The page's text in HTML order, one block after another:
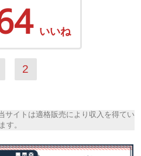
いいね
2
サイトは適格販売により収入を得てい
ます。